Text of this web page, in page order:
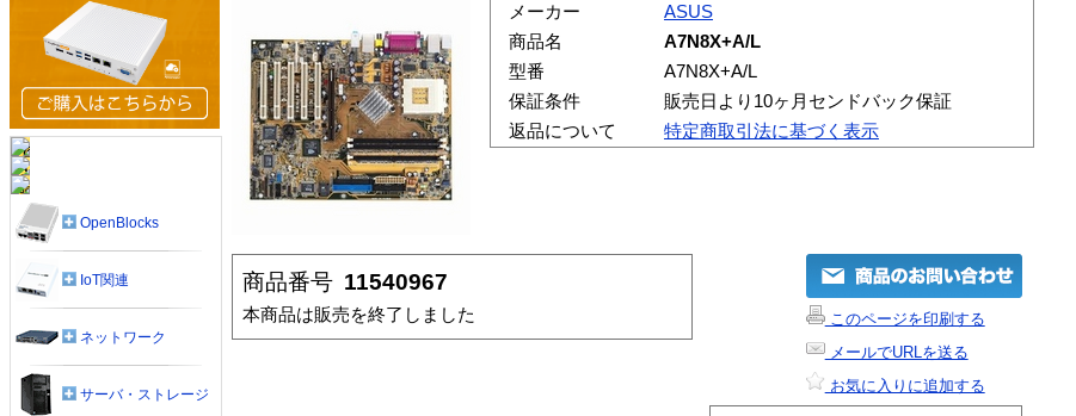
メーカー
ASUS
商品名
A7N8X+A/L
型番
A7N8X+A/L
保証条件
販売日より10ヶ月センドバック保証
返品について
特定商取引法に基づく表示
商品番号 11540967
本商品は販売を終了しました
このページを印刷する
メールでURLを送る
お気に入りに追加する
OpenBlocks
IoT関連
ネットワーク
サーバ・ストレージ